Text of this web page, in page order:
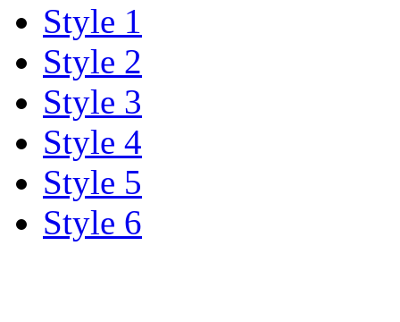
Style 1
Style 2
Style 3
Style 4
Style 5
Style 6